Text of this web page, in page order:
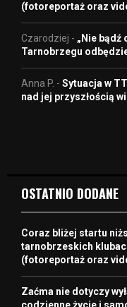
(fotoreportaż oraz
Czarodziej - „Nie bądź
Tarnobrzegu
Anna P. - Sytuacja w
nad jej przyszłością
OSTATNIO DODANE
Coraz bliżej startu
tarnobrzeskich
(fotoreportaż oraz
Zaćma nie dotyczy